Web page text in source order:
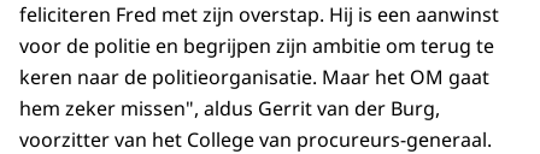
feliciteren Fred met zijn overstap. Hij is een aanwinst
voor de politie en begrijpen zijn ambitie om terug te
keren naar de politieorganisatie. Maar het OM gaat
hem zeker missen", aldus Gerrit van der Burg,
voorzitter van het College van procureurs-generaal.